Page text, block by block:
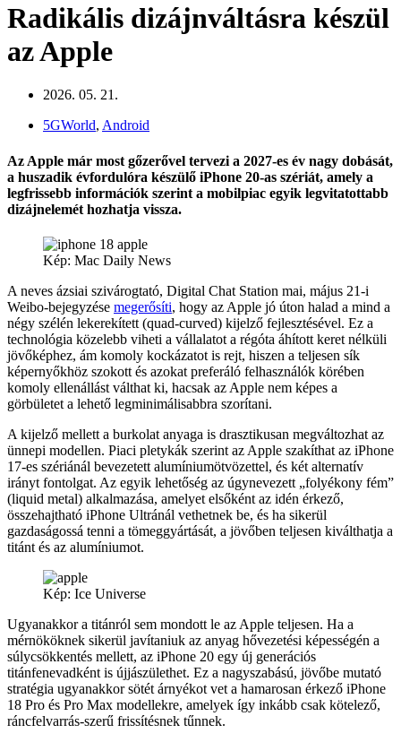
Radikális dizájnváltásra készül
az Apple
2026. 05. 21.
5GWorld, Android
Az Apple már most gőzerővel tervezi a 2027-es év nagy dobását,
a huszadik évfordulóra készülő iPhone 20-as szériát, amely a
legfrissebb információk szerint a mobilpiac egyik legvitatottabb
dizájnelemét hozhatja vissza.
Kép: Mac Daily News
A neves ázsiai szivárogtató, Digital Chat Station mai, május 21-i
Weibo-bejegyzése megerősíti, hogy az Apple jó úton halad a mind a
négy szélén lekerekített (quad-curved) kijelző fejlesztésével. Ez a
technológia közelebb viheti a vállalatot a régóta áhított keret nélküli
jövőképhez, ám komoly kockázatot is rejt, hiszen a teljesen sík
képernyőkhöz szokott és azokat preferáló felhasználók körében
komoly ellenállást válthat ki, hacsak az Apple nem képes a
görbületet a lehető legminimálisabbra szorítani.
A kijelző mellett a burkolat anyaga is drasztikusan megváltozhat az
ünnepi modellen. Piaci pletykák szerint az Apple szakíthat az iPhone
17-es szériánál bevezetett alumíniumötvözettel, és két alternatív
irányt fontolgat. Az egyik lehetőség az úgynevezett „folyékony fém”
(liquid metal) alkalmazása, amelyet elsőként az idén érkező,
összehajtható iPhone Ultránál vethetnek be, és ha sikerül
gazdaságossá tenni a tömeggyártását, a jövőben teljesen kiválthatja a
titánt és az alumíniumot.
Kép: Ice Universe
Ugyanakkor a titánról sem mondott le az Apple teljesen. Ha a
mérnököknek sikerül javítaniuk az anyag hővezetési képességén a
súlycsökkentés mellett, az iPhone 20 egy új generációs
titánfenevadként is újjászülethet. Ez a nagyszabású, jövőbe mutató
stratégia ugyanakkor sötét árnyékot vet a hamarosan érkező iPhone
18 Pro és Pro Max modellekre, amelyek így inkább csak kötelező,
ráncfelvarrás-szerű frissítésnek tűnnek.